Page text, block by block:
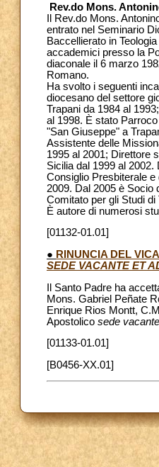
Rev.do Mons.
Il Rev.do Mons.
entrato nel Seminario
Baccellierato in
accademici presso la
diaconale il 6 marzo
Romano.
Ha svolto i seguenti
diocesano del settore
Trapani da 1984 al
al 1998. È stato
"San Giuseppe" a
Assistente delle
1995 al 2001; Direttore
Sicilia dal 1999 al
Consiglio Presbiterale e
2009. Dal 2005 è Socio
Comitato per gli Studi
È autore di numerosi
[01132-01.01]
● RINUNCIA DEL
SEDE VACANTE ET
Il Santo Padre ha
Mons. Gabriel Peñate
Enrique Rios Montt,
Apostolico sede
[01133-01.01]
[B0456-XX.01]